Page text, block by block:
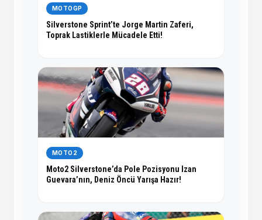
MOTOGP
Silverstone Sprint’te Jorge Martin Zaferi,
Toprak Lastiklerle Mücadele Etti!
MOTO2
Moto2 Silverstone’da Pole Pozisyonu Izan
Guevara’nın, Deniz Öncü Yarışa Hazır!